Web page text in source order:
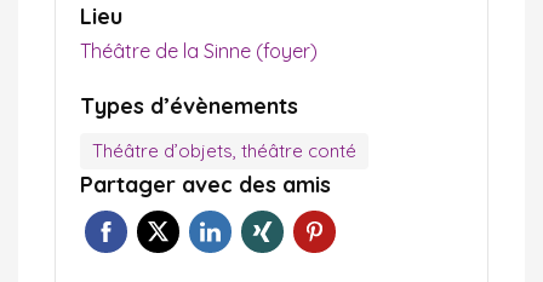
Lieu
Théâtre de la Sinne (foyer)
Types d’évènements
Théâtre d’objets, théâtre conté
Partager avec des amis